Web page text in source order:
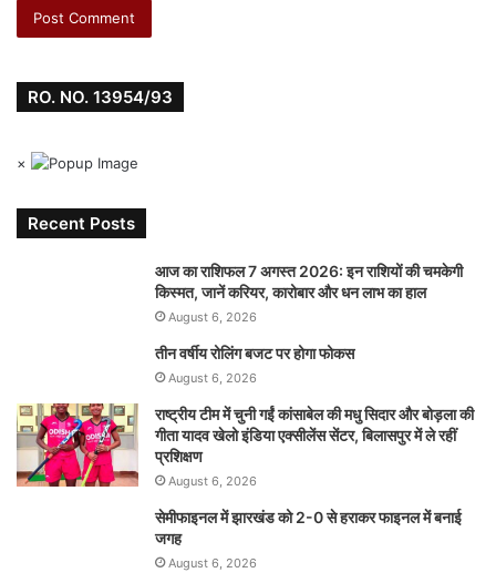
RO. NO. 13954/93
×
Recent Posts
आज का राशिफल 7 अगस्त 2026: इन राशियों की चमकेगी
किस्मत, जानें करियर, कारोबार और धन लाभ का हाल
August 6, 2026
तीन वर्षीय रोलिंग बजट पर होगा फोकस
August 6, 2026
राष्ट्रीय टीम में चुनी गईं कांसाबेल की मधु सिदार और बोड़ला की
गीता यादव खेलो इंडिया एक्सीलेंस सेंटर, बिलासपुर में ले रहीं
प्रशिक्षण
August 6, 2026
सेमीफाइनल में झारखंड को 2-0 से हराकर फाइनल में बनाई
जगह
August 6, 2026